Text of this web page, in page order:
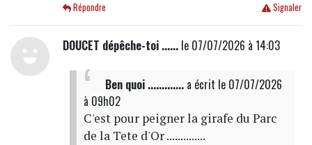
Signaler
Répondre
DOUCET dépêche-toi ......le 07/07/2026 à 14:03
Ben quoi .............a écrit le 07/07/2026
à 09h02
C'est pour peigner la girafe du Parc
de la Tete d'Or ..............